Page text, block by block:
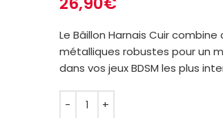
Le Bâillon Harnais Cuir
métalliques robustes pour un
dans vos jeux BDSM les plus